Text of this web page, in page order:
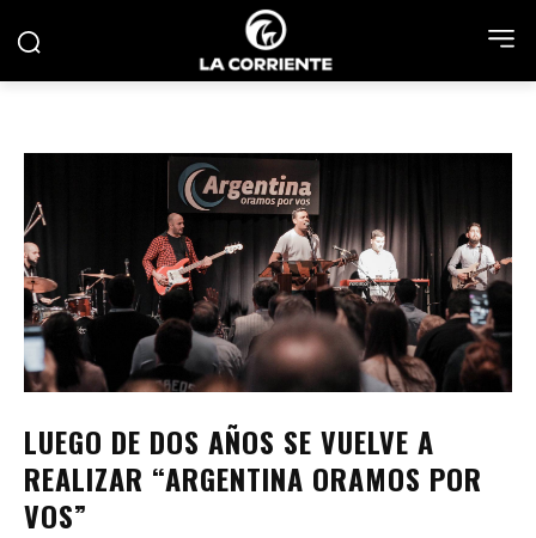
LUEGO DE DOS AÑOS SE VUELVE A
REALIZAR “ARGENTINA ORAMOS POR
VOS”